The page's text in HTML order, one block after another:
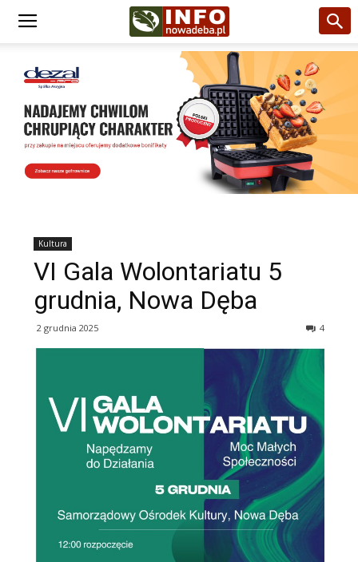
Kultura
VI Gala Wolontariatu 5
grudnia, Nowa Dęba
2 grudnia 2025 4